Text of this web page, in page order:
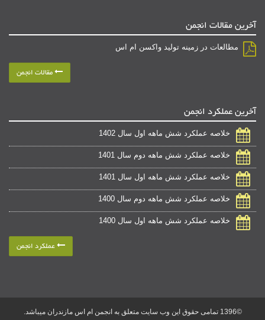
آخرین مقالات انجمن
مطالعات در زمینه تولید واکسن ام اس
مقالات انجمن
آخرین عملکرد انجمن
خلاصه عملکرد شش ماهه اول سال 1402
خلاصه عملکرد شش ماهه دوم سال 1401
خلاصه عملکرد شش ماهه اول سال 1401
خلاصه عملکرد شش ماهه دوم سال 1400
خلاصه عملکرد شش ماهه اول سال 1400
عملکرد انجمن
©1396 تمامی حقوق این وب سایت متعلق به انجمن ام اس مازندران میباشد.